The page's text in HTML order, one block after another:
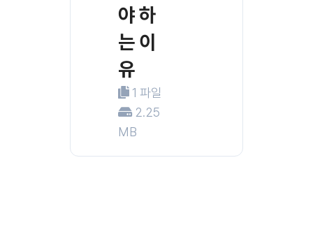
야 하
는 이
유
1 파일
2.25
MB